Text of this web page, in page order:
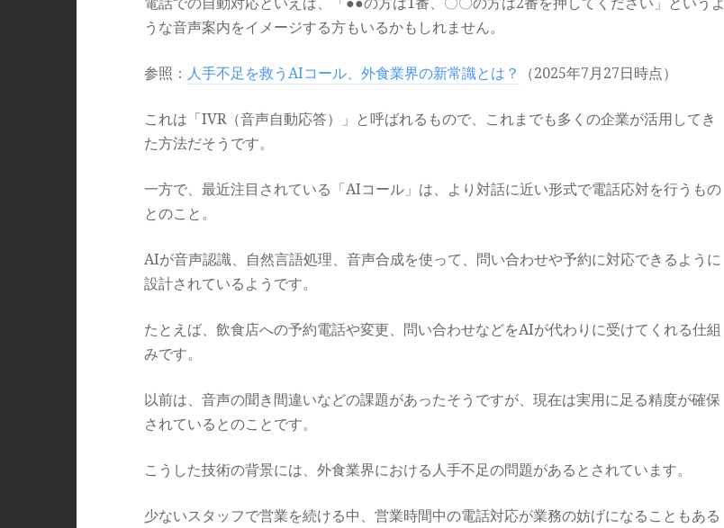
うな音声案内をイメージする方もいるかもしれません。
参照： 人手不足を救うAIコール、外食業界の新常識とは？ （2025年7月27日時点）
これは「IVR（音声自動応答）」と呼ばれるもので、これまでも多くの企業が活用してき
た方法だそうです。
一方で、最近注目されている「AIコール」は、より対話に近い形式で電話応対を行うもの
とのこと。
AIが音声認識、自然言語処理、音声合成を使って、問い合わせや予約に対応できるように
設計されているようです。
たとえば、飲食店への予約電話や変更、問い合わせなどをAIが代わりに受けてくれる仕組
みです。
以前は、音声の聞き間違いなどの課題があったそうですが、現在は実用に足る精度が確保
されているとのことです。
こうした技術の背景には、外食業界における人手不足の問題があるとされています。
少ないスタッフで営業を続ける中、営業時間中の電話対応が業務の妨げになることもある